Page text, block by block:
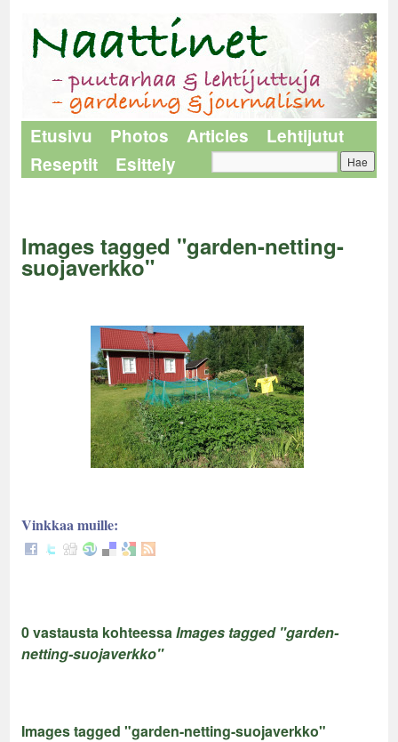
Etusivu Photos Articles
Lehtijutut
Reseptit
Esittely
Images tagged "garden-netting-
suojaverkko"
Vinkkaa muille:
0 vastausta kohteessaImages tagged "garden-
netting-suojaverkko"
Images tagged "garden-netting-suojaverkko"